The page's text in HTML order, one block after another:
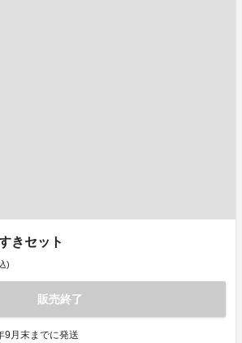
きセット
)
販売終了
9月末までに発送